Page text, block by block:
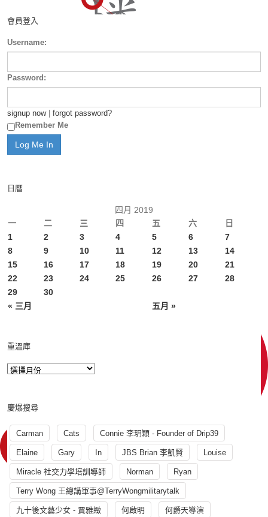
會員登入
Username:
Password:
signup now| forgot password?
Remember Me
日曆
四月 2019
一
二 三 四 五 六 日
« 三月 五月 »
1 2 3 4 5 6
7
8
9 10 11 12 13
14
15
16 17 18 19 20
21
22
23 24 25 26 27
28
29
30
重溫庫
慶爆搜尋
Carman Cats Connie 李玥穎 - Founder of Drip39
Elaine Gary In JBS Brian 李凱賢 Louise
Miracle 社交力學培訓導師 Norman Ryan
Terry Wong 王總講軍事@TerryWongmilitarytalk
九十後文藝少女 - 賈雅緻 何啟明 何爵天導演